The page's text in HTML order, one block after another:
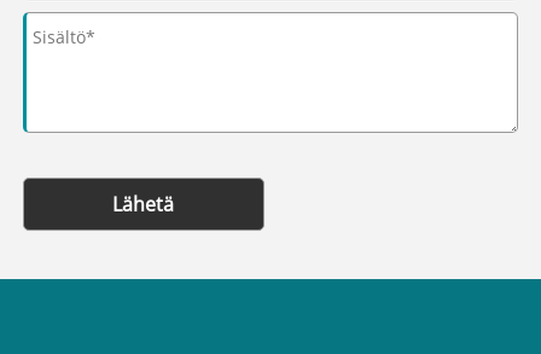
Lähetä